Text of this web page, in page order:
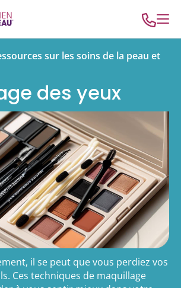
sur les soins de la peau et
des yeux
il se peut que vous perdiez vos
Ces techniques de maquillage